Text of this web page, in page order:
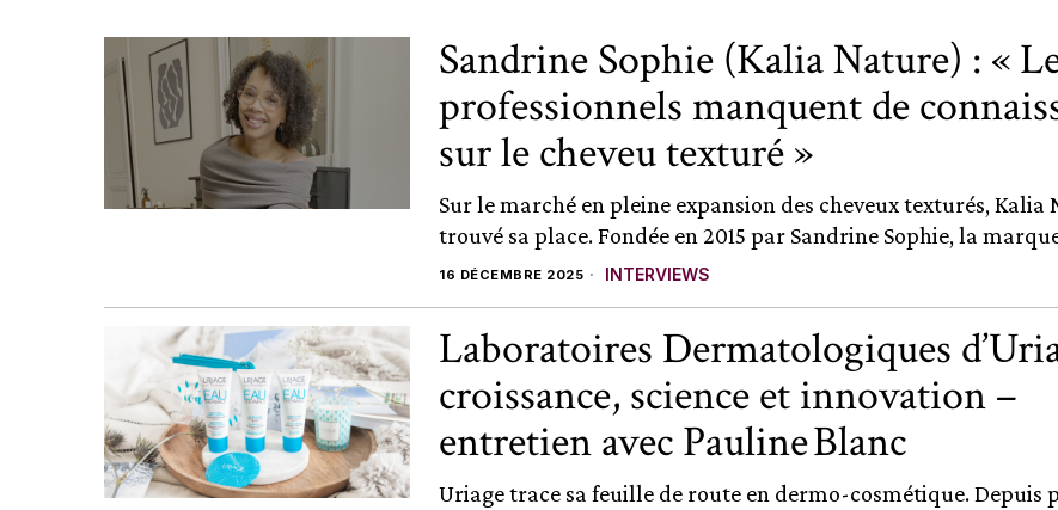
Sandrine Sophie (Kalia Nature) : «
professionnels manquent de
sur le cheveu texturé »
Sur le marché en pleine expansion des cheveux texturés, Kalia
trouvé sa place. Fondée en 2015 par Sandrine Sophie, la
16 DÉCEMBRE 2025 INTERVIEWS
Laboratoires Dermatologiques
croissance, science et innovation –
entretien avec Pauline Blanc
Uriage trace sa feuille de route en dermo-cosmétique. Depuis